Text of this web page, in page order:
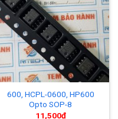
600, HCPL-0600, HP600
Opto SOP-8
11,500₫